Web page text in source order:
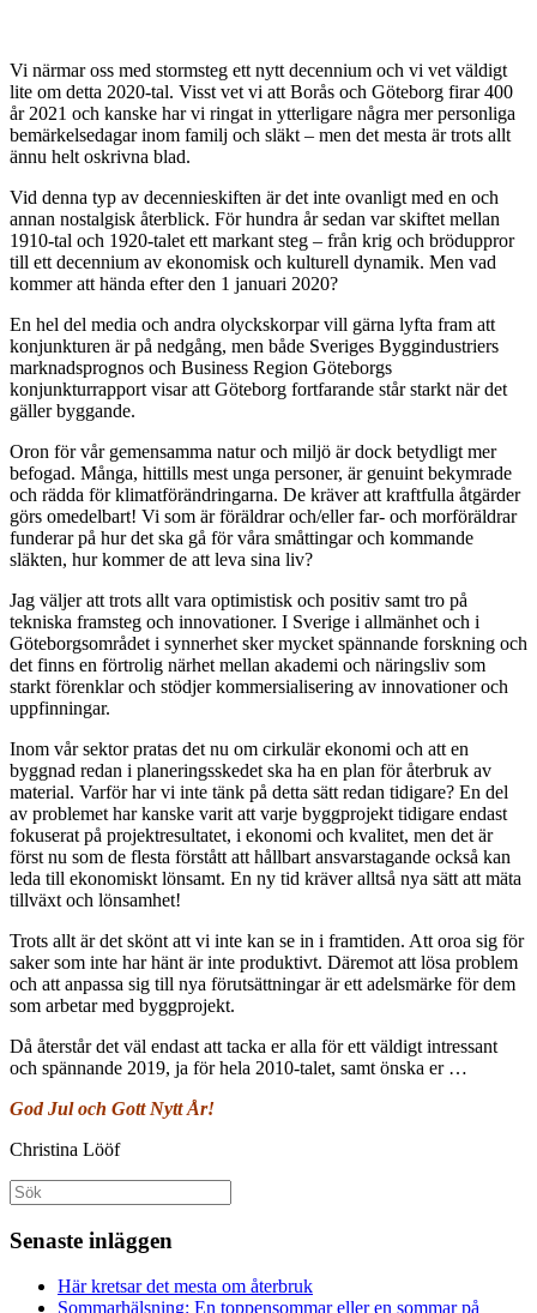
Vi närmar oss med stormsteg ett nytt decennium och vi vet väldigt
lite om detta 2020-tal. Visst vet vi att Borås och Göteborg firar 400
år 2021 och kanske har vi ringat in ytterligare några mer personliga
bemärkelsedagar inom familj och släkt – men det mesta är trots allt
ännu helt oskrivna blad.
Vid denna typ av decennieskiften är det inte ovanligt med en och
annan nostalgisk återblick. För hundra år sedan var skiftet mellan
1910-tal och 1920-talet ett markant steg – från krig och bröduppror
till ett decennium av ekonomisk och kulturell dynamik. Men vad
kommer att hända efter den 1 januari 2020?
En hel del media och andra olyckskorpar vill gärna lyfta fram att
konjunkturen är på nedgång, men både Sveriges Byggindustriers
marknadsprognos och Business Region Göteborgs
konjunkturrapport visar att Göteborg fortfarande står starkt när det
gäller byggande.
Oron för vår gemensamma natur och miljö är dock betydligt mer
befogad. Många, hittills mest unga personer, är genuint bekymrade
och rädda för klimatförändringarna. De kräver att kraftfulla åtgärder
görs omedelbart! Vi som är föräldrar och/eller far- och morföräldrar
funderar på hur det ska gå för våra småttingar och kommande
släkten, hur kommer de att leva sina liv?
Jag väljer att trots allt vara optimistisk och positiv samt tro på
tekniska framsteg och innovationer. I Sverige i allmänhet och i
Göteborgsområdet i synnerhet sker mycket spännande forskning och
det finns en förtrolig närhet mellan akademi och näringsliv som
starkt förenklar och stödjer kommersialisering av innovationer och
uppfinningar.
Inom vår sektor pratas det nu om cirkulär ekonomi och att en
byggnad redan i planeringsskedet ska ha en plan för återbruk av
material. Varför har vi inte tänk på detta sätt redan tidigare? En del
av problemet har kanske varit att varje byggprojekt tidigare endast
fokuserat på projektresultatet, i ekonomi och kvalitet, men det är
först nu som de flesta förstått att hållbart ansvarstagande också kan
leda till ekonomiskt lönsamt. En ny tid kräver alltså nya sätt att mäta
tillväxt och lönsamhet!
Trots allt är det skönt att vi inte kan se in i framtiden. Att oroa sig för
saker som inte har hänt är inte produktivt. Däremot att lösa problem
och att anpassa sig till nya förutsättningar är ett adelsmärke för dem
som arbetar med byggprojekt.
Då återstår det väl endast att tacka er alla för ett väldigt intressant
och spännande 2019, ja för hela 2010-talet, samt önska er …
God Jul och Gott Nytt År!
Christina Lööf
Sök
efter:
Senaste inläggen
Här kretsar det mesta om återbruk
Sommarhälsning: En toppensommar eller en sommar på